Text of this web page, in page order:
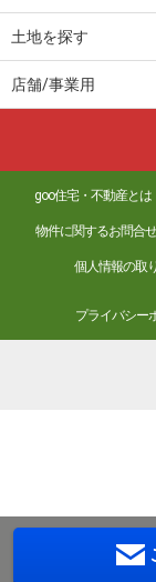
土地を探す
店舗/事業用
goo住宅・不動産とは
物件に関するお問合
個人情報の取
プライバシー